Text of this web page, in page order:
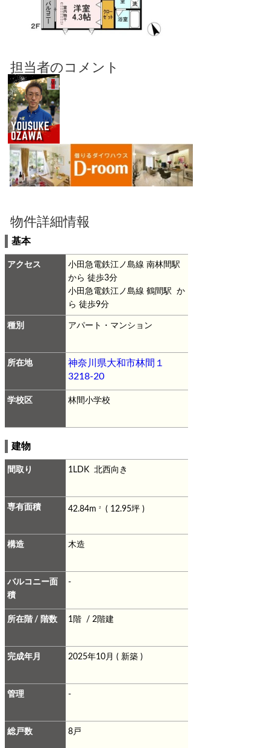
物件詳細情報
基本
アクセス
小田急電鉄江ノ島線 南林間駅
から 徒歩3分
小田急電鉄江ノ島線 鶴間駅 か
ら 徒歩9分
種別 アパート・マンション
所在地
神奈川県大和市林間１
3218-20
学校区 林間小学校
建物
間取り 1LDK 北西向き
専有面積 42.84m2 ( 12.95坪 )
構造 木造
バルコニー面
積
-
所在階 / 階数 1階 / 2階建
完成年月 2025年10月 ( 新築 )
管理 -
総戸数 8戸